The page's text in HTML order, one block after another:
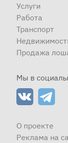
Услуги
Работа
Транспорт
Продажа
Мы в
О проекте
Реклама на